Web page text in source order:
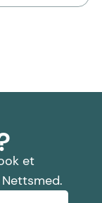
et